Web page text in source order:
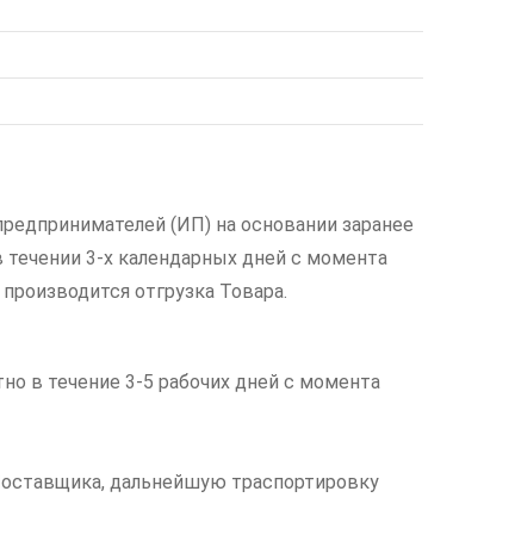
(ИП) на основании заранее
течении 3-х календарных дней с момента
отгрузка Товара.
в течение 3-5 рабочих дней с момента
дальнейшую траспортировку